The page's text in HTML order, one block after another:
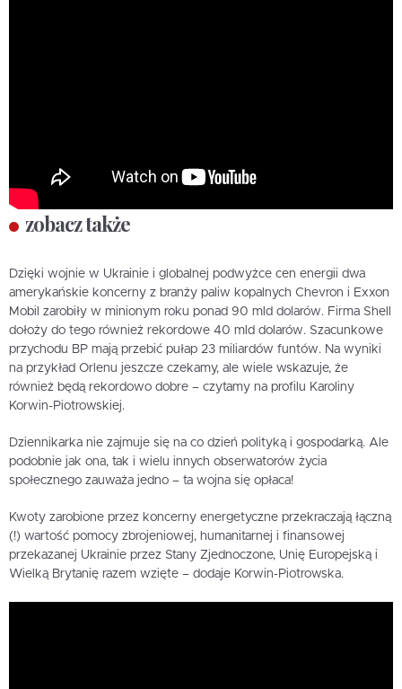
zobacz także
Dzięki wojnie w Ukrainie i globalnej podwyżce cen energii dwa
amerykańskie koncerny z branży paliw kopalnych Chevron i Exxon
Mobil zarobiły w minionym roku ponad 90 mld dolarów. Firma Shell
dołoży do tego również rekordowe 40 mld dolarów. Szacunkowe
przychodu BP mają przebić pułap 23 miliardów funtów. Na wyniki
na przykład Orlenu jeszcze czekamy, ale wiele wskazuje, że
również będą rekordowo dobre – czytamy na profilu Karoliny
Korwin-Piotrowskiej.
Dziennikarka nie zajmuje się na co dzień polityką i gospodarką. Ale
podobnie jak ona, tak i wielu innych obserwatorów życia
społecznego zauważa jedno – ta wojna się opłaca!
Kwoty zarobione przez koncerny energetyczne przekraczają łączną
(!) wartość pomocy zbrojeniowej, humanitarnej i finansowej
przekazanej Ukrainie przez Stany Zjednoczone, Unię Europejską i
Wielką Brytanię razem wzięte – dodaje Korwin-Piotrowska.